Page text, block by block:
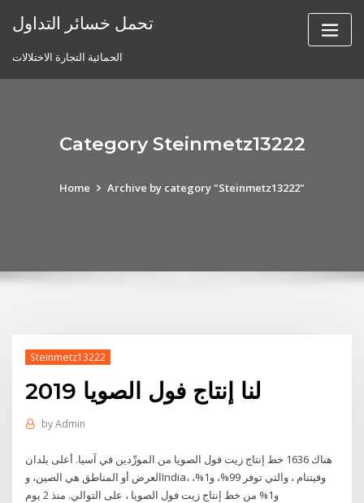
تحمل خسائر التداول
الحمائية التجارة الاختلالات
Category Steinmetz13222
Home Archive by category "Steinmetz13222"
Steinmetz13222
لنا إنتاج فول الصويا 2019
byAdmin
هناك 1636 خط إنتاج زيت فول الصويا من المورِّدين في آسيا. أعلى بلدان
العرض أو المناطق هي الصين، وIndia، وفيتنام ، والتي توفر 99%، و1%،
و1% من خط إنتاج زيت فول الصويا ، على التوالي. منذ 2 يوم